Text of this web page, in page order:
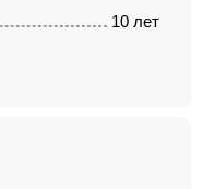
10 лет